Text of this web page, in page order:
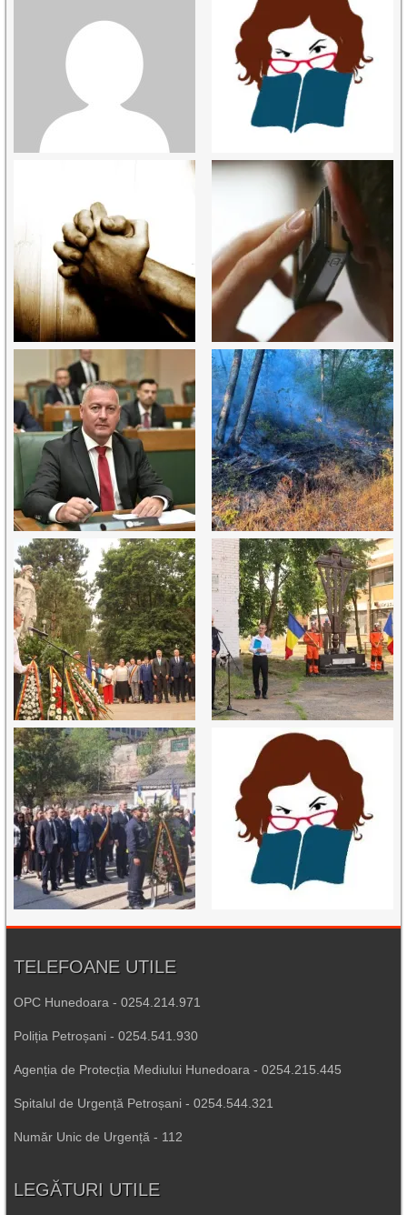
TELEFOANE UTILE
OPC Hunedoara - 0254.214.971
Poliția Petroșani - 0254.541.930
Agenția de Protecția Mediului Hunedoara - 0254.215.445
Spitalul de Urgență Petroșani - 0254.544.321
Număr Unic de Urgență - 112
LEGĂTURI UTILE